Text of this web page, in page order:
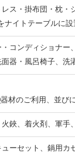
ス・掛布団・枕・
ナイトテーブルに設
コンディショナ
面器・風呂椅子、洗
材のご利用、並び
鋏、着火剤、軍手
ーセット、鍋用